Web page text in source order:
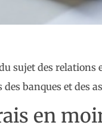
sujet des
banques et des
en